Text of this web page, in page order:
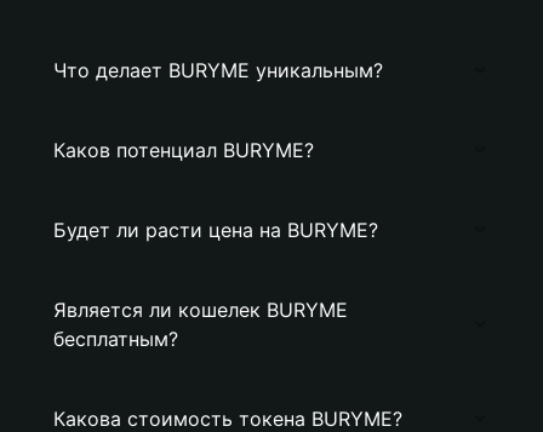
Что делает BURYME уникальным?
Каков потенциал BURYME?
Будет ли расти цена на BURYME?
Является ли кошелек BURYME
бесплатным?
Какова стоимость токена BURYME?